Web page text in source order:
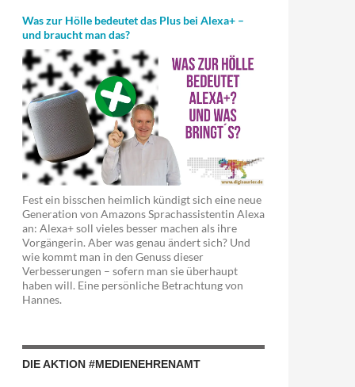
regionale Webkaufhaus Lokaso
Was zur Hölle bedeutet das Plus bei Alexa+ –
und braucht man das?
Fest ein bisschen heimlich kündigt sich eine neue
Generation von Amazons Sprachassistentin Alexa
an: Alexa+ soll vieles besser machen als ihre
Vorgängerin. Aber was genau ändert sich? Und
wie kommt man in den Genuss dieser
Verbesserungen – sofern man sie überhaupt
haben will. Eine persönliche Betrachtung von
Hannes.
DIE AKTION #MEDIENEHRENAMT